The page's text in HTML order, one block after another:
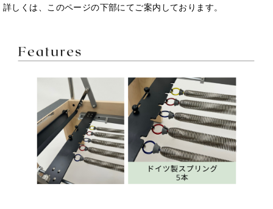
詳しくは、このページの下部にてご案内しております。